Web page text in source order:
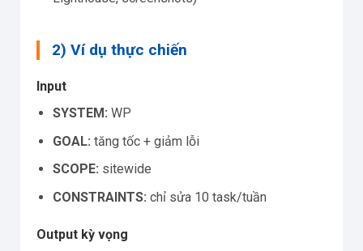
2) Ví dụ thực chiến
Input
SYSTEM: WP
GOAL: tăng tốc + giảm lỗi
SCOPE: sitewide
CONSTRAINTS: chỉ sửa 10 task/tuần
Output kỳ vọng